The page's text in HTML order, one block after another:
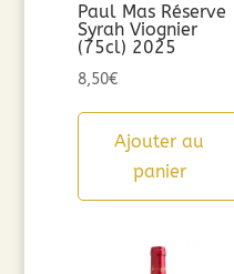
Paul Mas Réserve
Syrah Viognier
(75cl) 2025
8,50€
Ajouter au
panier